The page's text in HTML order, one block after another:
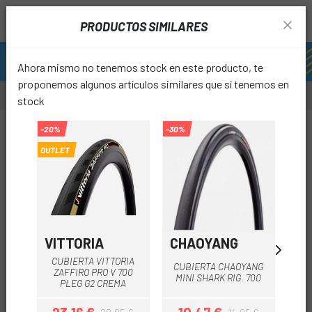
PRODUCTOS SIMILARES
Ahora mismo no tenemos stock en este producto, te
proponemos algunos artículos similares que sí tenemos en
stock
-20%
OUTLET
VITTORIA
CUBIERTA VITTORIA
ZAFFIRO PRO V 700
PLEG G2 CREMA
-30%
CHAOYANG
CUBIERTA CHAOYANG
MINI SHARK RIG. 700